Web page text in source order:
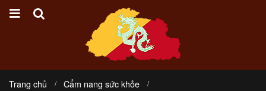
Trang chủ
Cẩm nang sức khỏe